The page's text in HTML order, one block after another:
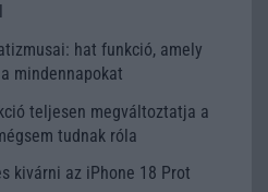
hat funkció, amely
mindennapokat
teljesen megváltoztatja a
tudnak róla
kivárni az iPhone 18 Prot